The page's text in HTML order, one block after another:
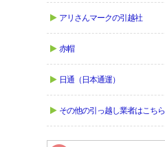
アリさんマークの引越社
赤帽
日通（日本通運）
その他の引っ越し業者はこちら